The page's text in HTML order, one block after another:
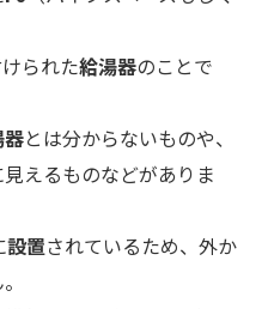
られた給湯器のことで
とは分からないものや、
えるものなどがありま
設置されているため、外か